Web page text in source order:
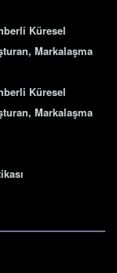
Küresel
Markalaşma
Küresel
Markalaşma